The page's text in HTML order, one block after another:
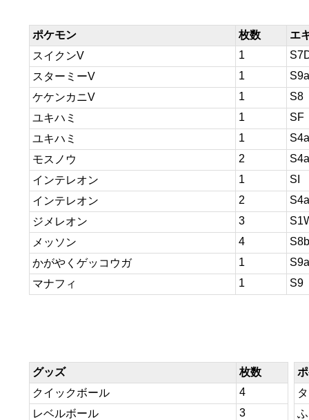
ポケモン 枚数
エ
スイクンV
1
スターミーV
1
S9a
ケケンカニV
1
S8
ユキハミ
1
SF
ユキハミ
1
S4a
モスノウ
2
S4a
インテレオン
1
SI
インテレオン
2
S4a
ジメレオン
3
メッソン
4
S8b
かがやくゲッコウガ
1
S9a
マナフィ
1 S9
グッズ
枚数
クイックボール
4
レベルボール
3